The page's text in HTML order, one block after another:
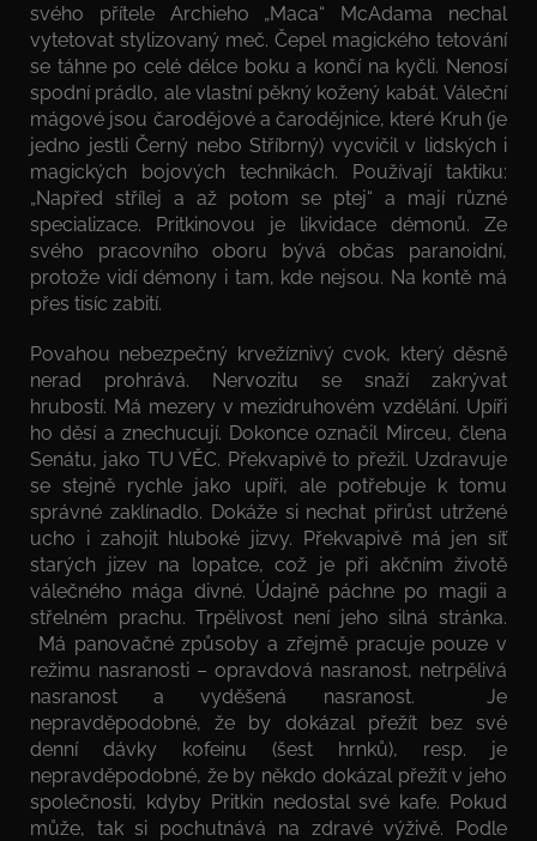
svého přítele Archieho „Maca“ McAdama nechal
vytetovat stylizovaný meč. Čepel magického tetování
se táhne po celé délce boku a končí na kyčli. Nenosí
spodní prádlo, ale vlastní pěkný kožený kabát. Váleční
mágové jsou čarodějové a čarodějnice, které Kruh (je
jedno jestli Černý nebo Stříbrný) vycvičil v lidských i
magických bojových technikách. Používají taktiku:
„Napřed střílej a až potom se ptej“ a mají různé
specializace. Pritkinovou je likvidace démonů. Ze
svého pracovního oboru bývá občas paranoidní,
protože vidí démony i tam, kde nejsou. Na kontě má
přes tisíc zabití.
Povahou nebezpečný krvežíznivý cvok, který děsně
nerad prohrává. Nervozitu se snaží zakrývat
hrubostí. Má mezery v mezidruhovém vzdělání. Upíři
ho děsí a znechucují. Dokonce označil Mirceu, člena
Senátu, jako TU VĚC. Překvapivě to přežil. Uzdravuje
se stejně rychle jako upíři, ale potřebuje k tomu
správné zaklínadlo. Dokáže si nechat přirůst utržené
ucho i zahojit hluboké jizvy. Překvapivě má jen síť
starých jizev na lopatce, což je při akčním životě
válečného mága divné. Údajně páchne po magii a
střelném prachu. Trpělivost není jeho silná stránka.
Má panovačné způsoby a zřejmě pracuje pouze v
režimu nasranosti – opravdová nasranost, netrpělivá
nasranost a vyděšená nasranost. Je
nepravděpodobné, že by dokázal přežít bez své
denní dávky kofeinu (šest hrnků), resp. je
nepravděpodobné, že by někdo dokázal přežít v jeho
společnosti, kdyby Pritkin nedostal své kafe. Pokud
může, tak si pochutnává na zdravé výživě. Podle